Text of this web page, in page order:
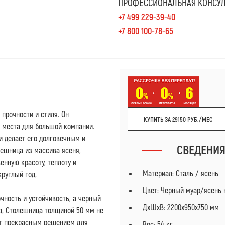
+7 499 229-39-40
+7 800 100-78-65
и стиля. Он
места для большой компании.
его долговечным и
из массива ясеня,
красоту, теплоту и
год.
и устойчивость, а черный
Столешница толщиной 50 мм не
прекрасным решением для
КУПИТЬ ЗА 29150 РУБ./МЕС
СВЕДЕНИЯ
Материал: Сталь / ясень
Цвет: Черный муар/ясень
ДxШxВ: 2200x950x750 мм